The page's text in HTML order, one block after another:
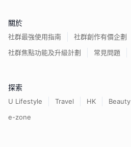
關於
社群最強使用指南
社群創作有價企劃
社群焦點功能及升級計劃
常見問題
探索
U Lifestyle Travel HK Beauty
e-zone